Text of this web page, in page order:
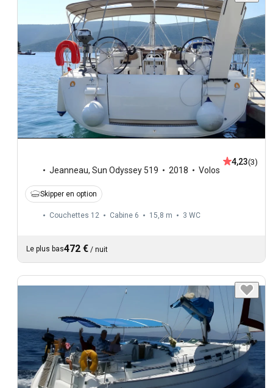
Jeanneau, Sun Odyssey 519 2018 Volos
4,23(3)
Skipper en option
Couchettes 12 Cabine 6 15,8 m 3 WC
Le plus bas472 € / nuit